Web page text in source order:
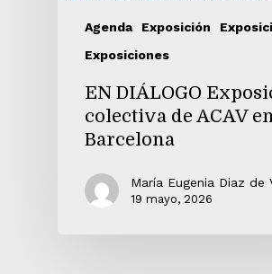
Agenda Exposición
Exposiciones
EN DIÁLOGO
colectiva de ACAV
Barcelona
María Eugenia Diaz de
19 mayo, 2026